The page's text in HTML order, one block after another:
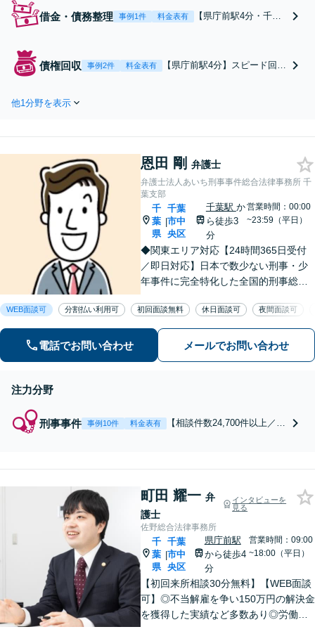
借金・債務整理 事例1件 料金表有
【県庁前駅4分・千葉
生など、依頼者さまの
ご状況に合わせて最適
談30分無料】【電話相
談実施中】
債権回収 事例2件 料金表有
【県庁前駅4分】スピード回収
弁護士に依頼することで、債
す。【初回相談30分無料】
【電話相談実施中】
他1分野を表示
恩田 剛 弁護士
弁護士法人あいち刑事事件総合法律事務所 千
葉支部
千
葉
県
|
千葉
市中
央区
千葉駅 か
ら徒歩3
分
営業時間：00:00
~23:59（平日）
◆関東エリア対応【24時間365日受付
／即日対応】日本で数少ない刑事・少
年事件に完全特化した全国的刑事総合
不起訴・無罪獲得2,800件以上、多数の
釈放保釈実績で依頼者の社会復帰を強
力に弁護します。
WEB面談可 分割払い利用可 初回面談無料 休日面談可 夜間面談可
電話でお問い合わせ メールでお問い合わせ
注力分野
刑事事件 事例10件 料金表有
【相談件数24,700件以上／24
まで豊富な経験と解決実績！
窃盗・詐欺・暴行・傷害・痴
漢・盗撮・薬物犯罪など幅広
い分野に対応可能です！
町田 耀一 弁
護士
インタビューを
見る
佐野総合法律事務所
千
葉
県
|
千葉
市中
央区
県庁前駅
から徒歩4
分
営業時間：09:00
~18:00（平日）
【初回来所相談30分無料】【WEB面談
可】◎不当解雇を争い150万円の解決金
を獲得した実績など多数あり◎労働、